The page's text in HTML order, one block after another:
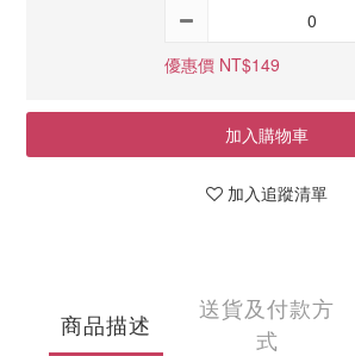
優惠價 NT$149
加入購物車
加入追蹤清單
商品描述
送貨及付款方
式